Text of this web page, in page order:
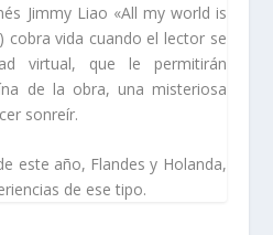
Jimmy Liao «All my world is
cobra vida cuando el lector se
virtual, que le permitirán
de la obra, una misteriosa
sonreír.
este año, Flandes y Holanda,
de ese tipo.